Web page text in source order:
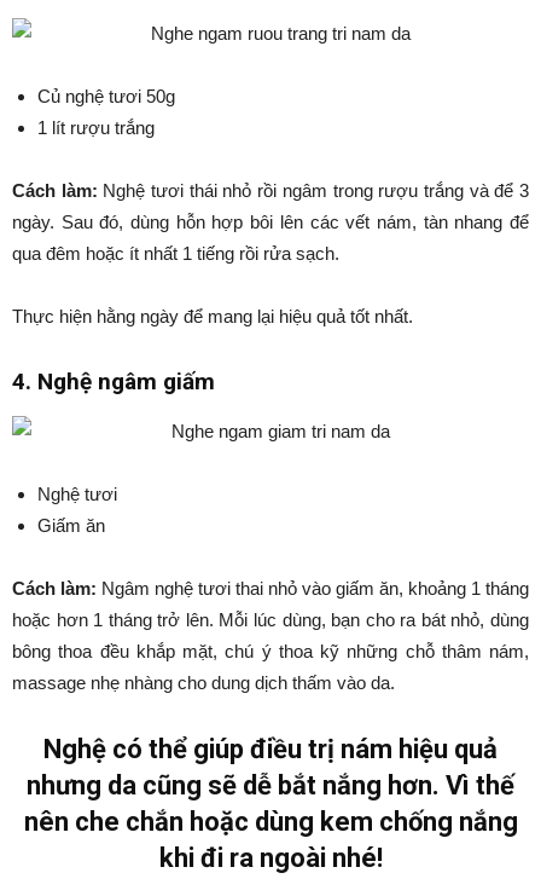
Củ nghệ tươi 50g
1 lít rượu trắng
Cách làm: Nghệ tươi thái nhỏ rồi ngâm trong rượu trắng và để 3
ngày. Sau đó, dùng hỗn hợp bôi lên các vết nám, tàn nhang để
qua đêm hoặc ít nhất 1 tiếng rồi rửa sạch.
Thực hiện hằng ngày để mang lại hiệu quả tốt nhất.
4. Nghệ ngâm giấm
Nghệ tươi
Giấm ăn
Cách làm: Ngâm nghệ tươi thai nhỏ vào giấm ăn, khoảng 1 tháng
hoặc hơn 1 tháng trở lên. Mỗi lúc dùng, bạn cho ra bát nhỏ, dùng
bông thoa đều khắp mặt, chú ý thoa kỹ những chỗ thâm nám,
massage nhẹ nhàng cho dung dịch thấm vào da.
Nghệ có thể giúp điều trị nám hiệu quả
nhưng da cũng sẽ dễ bắt nắng hơn. Vì thế
nên che chắn hoặc dùng kem chống nắng
khi đi ra ngoài nhé!